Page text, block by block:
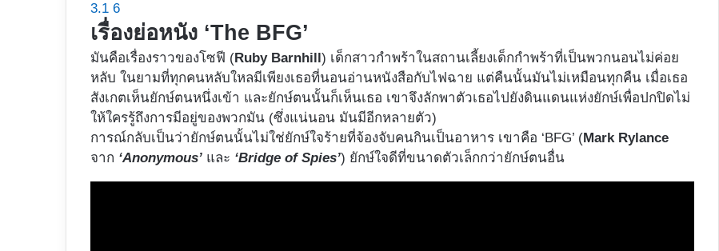
3.1 6
เรื่องย่อหนัง ‘The BFG’
มันคือเรื่องราวของโซฟี (Ruby Barnhill) เด็กสาวกำพร้าในสถานเลี้ยงเด็กกำพร้าที่เป็นพวกนอนไม่ค่อย
หลับ ในยามที่ทุกคนหลับใหลมีเพียงเธอที่นอนอ่านหนังสือกับไฟฉาย แต่คืนนั้นมันไม่เหมือนทุกคืน เมื่อเธอ
สังเกตเห็นยักษ์ตนหนึ่งเข้า และยักษ์ตนนั้นก็เห็นเธอ เขาจึงลักพาตัวเธอไปยังดินแดนแห่งยักษ์เพื่อปกปิดไม่
ให้ใครรู้ถึงการมีอยู่ของพวกมัน (ซึ่งแน่นอน มันมีอีกหลายตัว)
การณ์กลับเป็นว่ายักษ์ตนนั้นไม่ใช่ยักษ์ใจร้ายที่จ้องจับคนกินเป็นอาหาร เขาคือ ‘BFG’ (Mark Rylance
จาก ‘Anonymous’ และ ‘Bridge of Spies’) ยักษ์ใจดีที่ขนาดตัวเล็กกว่ายักษ์ตนอื่น